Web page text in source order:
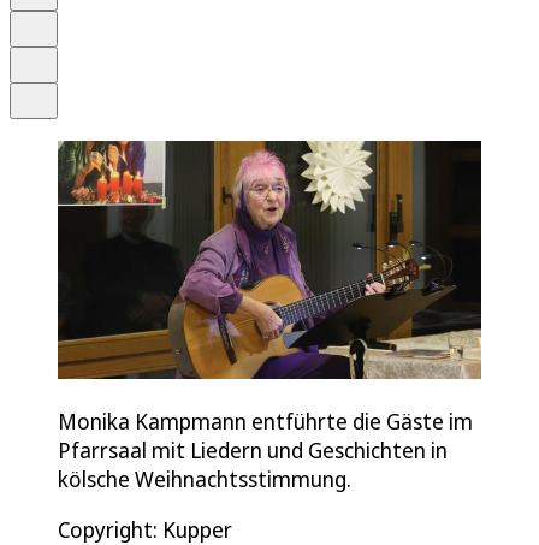
Monika Kampmann entführte die Gäste im
Pfarrsaal mit Liedern und Geschichten in
kölsche Weihnachtsstimmung.
Copyright: Kupper